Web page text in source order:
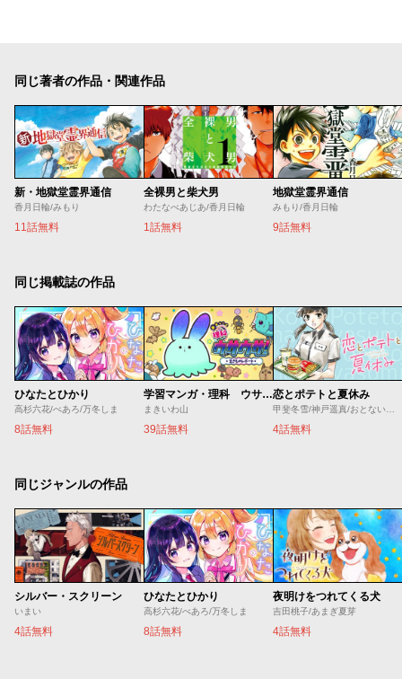
同じ著者の作品・関連作品
新・地獄堂霊界通信
香月日輪/みもり
11話無料
全裸男と柴犬男
わたなべあじあ/香月日輪
1話無料
地獄堂霊界通信
みもり/香月日輪
9話無料
同じ掲載誌の作品
ひなたとひかり
高杉六花/べあろ/万冬しま
8話無料
学習マンガ・理科 ウサウサ！
まきいわ山
39話無料
恋とポテトと夏休み
甲斐冬雪/神戸遥真/おとないちあき
4話無料
同じジャンルの作品
シルバー・スクリーン
いまい
4話無料
ひなたとひかり
高杉六花/べあろ/万冬しま
8話無料
夜明けをつれてくる犬
吉田桃子/あまぎ夏芽
4話無料